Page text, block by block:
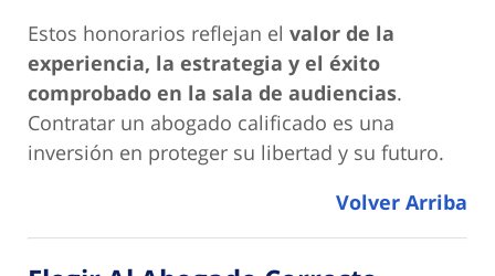
Estos honorarios reflejan el valor de la
experiencia, la estrategia y el éxito
comprobado en la sala de audiencias.
Contratar un abogado calificado es una
inversión en proteger su libertad y su futuro.
Volver Arriba